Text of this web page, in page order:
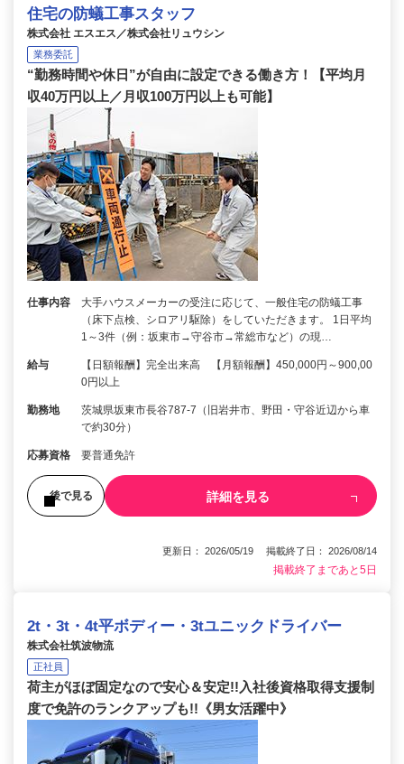
住宅の防蟻工事スタッフ
株式会社 エスエス／株式会社リュウシン
業務委託
“勤務時間や休日”が自由に設定できる働き方！【平均月
収40万円以上／月収100万円以上も可能】
仕事内容
大手ハウスメーカーの受注に応じて、一般住宅の防蟻工事
（床下点検、シロアリ駆除）をしていただきます。 1日平均
1～3件（例：坂東市→守谷市→常総市など）の現…
給与
【日額報酬】完全出来高 【月額報酬】450,000円～900,00
0円以上
勤務地
茨城県坂東市長谷787-7（旧岩井市、野田・守谷近辺から車
で約30分）
応募資格 要普通免許
後で見る 詳細を見る
更新日： 2026/05/19 掲載終了日： 2026/08/14
掲載終了まであと5日
2t・3t・4t平ボディー・3tユニックドライバー
株式会社筑波物流
正社員
荷主がほぼ固定なので安心＆安定!!入社後資格取得支援制
度で免許のランクアップも!!《男女活躍中》